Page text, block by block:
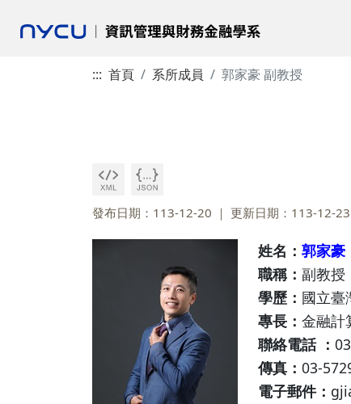
::: 首頁 系所成員 郭家豪 副教授
發布日期：113-12-20 更新日期：113-12-23
姓名： 郭家豪
職稱： 副教授
學歷： 國立臺
專長： 金融計
聯絡電話 ：
傳真： 03-
電子郵件：